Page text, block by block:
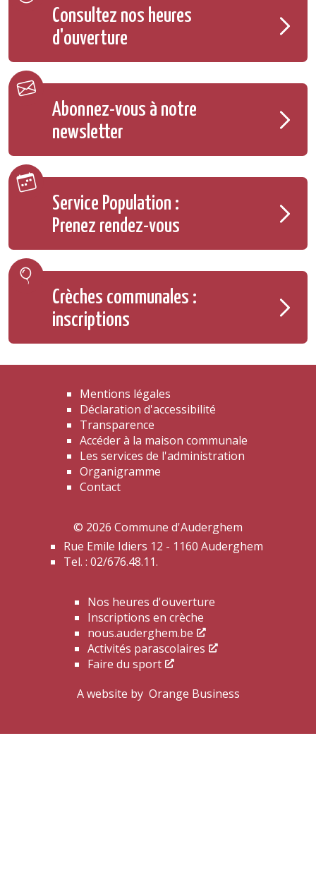
Consultez nos heures
d'ouverture
Abonnez-vous à notre
newsletter
Service Population :
Prenez rendez-vous
Crèches communales :
inscriptions
Mentions légales
Déclaration d'accessibilité
Transparence
Accéder à la maison communale
Les services de l'administration
Organigramme
Contact
© 2026 Commune d'Auderghem
Rue Emile Idiers 12 - 1160 Auderghem
Tel. : 02/676.48.11.
Nos heures d'ouverture
Inscriptions en crèche
nous.auderghem.be
Activités parascolaires
Faire du sport
A website by Orange Business